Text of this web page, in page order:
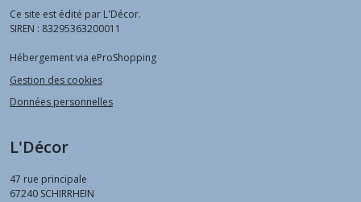
Ce site est édité par L'Décor.
SIREN : 83295363200011
Hébergement via eProShopping
Gestion des cookies
Données personnelles
L'Décor
47 rue principale
67240 SCHIRRHEIN